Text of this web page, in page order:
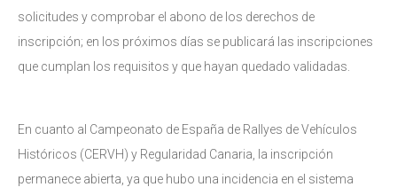
solicitudes y comprobar el abono de los derechos de
inscripción; en los próximos días se publicará las inscripciones
que cumplan los requisitos y que hayan quedado validadas.
En cuanto al Campeonato de España de Rallyes de Vehículos
Históricos (CERVH) y Regularidad Canaria, la inscripción
permanece abierta, ya que hubo una incidencia en el sistema